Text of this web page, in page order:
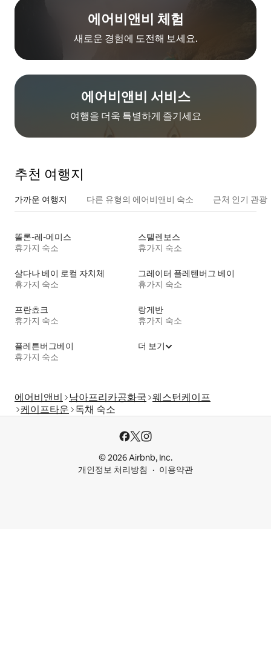
에어비앤비 체험
새로운 경험에 도전해 보세요.
에어비앤비 서비스
여행을 더욱 특별하게 즐기세요
추천 여행지
가까운 여행지 다른 유형의 에어비앤비 숙소 근처 인기 관광
똘론-레-메미스
휴가지 숙소
스텔렌보스
휴가지 숙소
살다나 베이 로컬 자치체
휴가지 숙소
그레이터 플레텐버그 베이
휴가지 숙소
프란쵸크
휴가지 숙소
랑게반
휴가지 숙소
플레튼버그베이
휴가지 숙소
더 보기
에어비앤비 남아프리카공화국 웨스턴케이프
케이프타운 독채 숙소
© 2026 Airbnb, Inc.
개인정보 처리방침
이용약관